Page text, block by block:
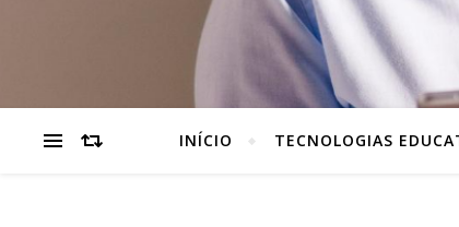
INÍCIO TECNOLOGIAS